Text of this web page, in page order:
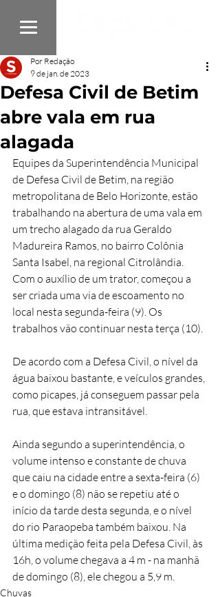
Defesa Civil de Betim
abre vala em rua
alagada
Por Redação
9 de jan. de 2023
Equipes da Superintendência Municipal
de Defesa Civil de Betim, na região
metropolitana de Belo Horizonte, estão
trabalhando na abertura de uma vala em
um trecho alagado da rua Geraldo
Madureira Ramos, no bairro Colônia
Santa Isabel, na regional Citrolândia.
Com o auxílio de um trator, começou a
ser criada uma via de escoamento no
local nesta segunda-feira (9). Os
trabalhos vão continuar nesta terça (10).
De acordo com a Defesa Civil, o nível da
água baixou bastante, e veículos grandes,
como picapes, já conseguem passar pela
rua, que estava intransitável.
Ainda segundo a superintendência, o
volume intenso e constante de chuva
que caiu na cidade entre a sexta-feira (6)
e o domingo (8) não se repetiu até o
início da tarde desta segunda, e o nível
do rio Paraopeba também baixou. Na
última medição feita pela Defesa Civil, às
16h, o volume chegava a 4 m - na manhã
de domingo (8), ele chegou a 5,9 m.
Chuvas